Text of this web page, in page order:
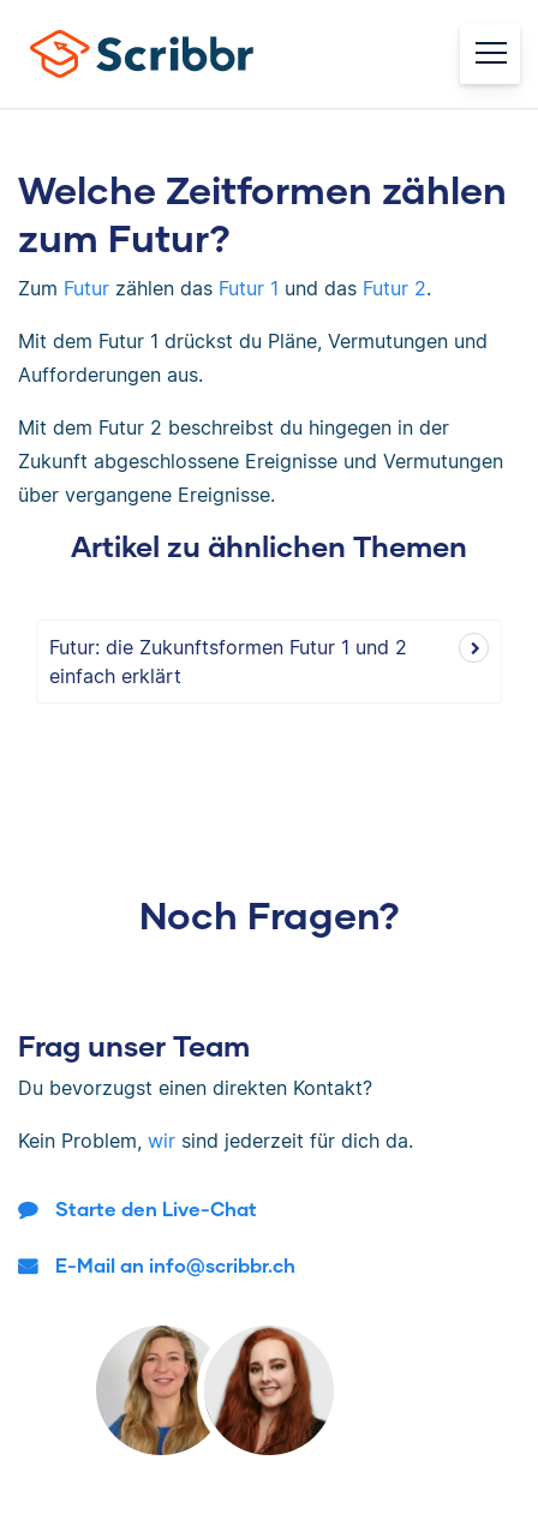
Welche Zeitformen zählen
zum Futur?
Zum Futur zählen das Futur 1 und das Futur 2.
Mit dem Futur 1 drückst du Pläne, Vermutungen und
Aufforderungen aus.
Mit dem Futur 2 beschreibst du hingegen in der
Zukunft abgeschlossene Ereignisse und Vermutungen
über vergangene Ereignisse.
Artikel zu ähnlichen Themen
Futur: die Zukunftsformen Futur 1 und 2
einfach erklärt
Noch Fragen?
Frag unser Team
Du bevorzugst einen direkten Kontakt?
Kein Problem, wir sind jederzeit für dich da.
Starte den Live-Chat
E-Mail an info@scribbr.ch